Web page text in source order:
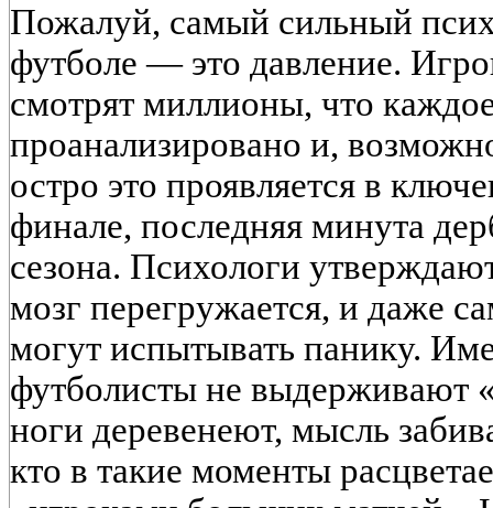
Пожалуй, самый сильный
футболе — это давление.
смотрят миллионы, что
проанализировано и,
остро это проявляется в
финале, последняя минута
сезона. Психологи
мозг перегружается, и даже
могут испытывать панику.
футболисты не выдерживают
ноги деревенеют, мысль
кто в такие моменты